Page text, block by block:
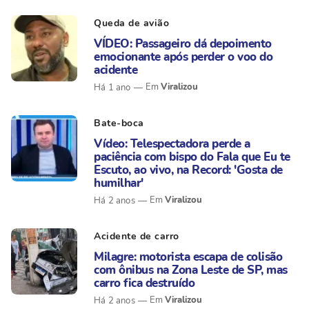
Queda de avião
VÍDEO: Passageiro dá depoimento
emocionante após perder o voo do
acidente
Há 1 ano Viralizou
Bate-boca
Vídeo: Telespectadora perde a
paciência com bispo do Fala que Eu te
Escuto, ao vivo, na Record: 'Gosta de
humilhar'
Há 2 anos Viralizou
Acidente de carro
Milagre: motorista escapa de colisão
com ônibus na Zona Leste de SP, mas
carro fica destruído
Há 2 anos Viralizou